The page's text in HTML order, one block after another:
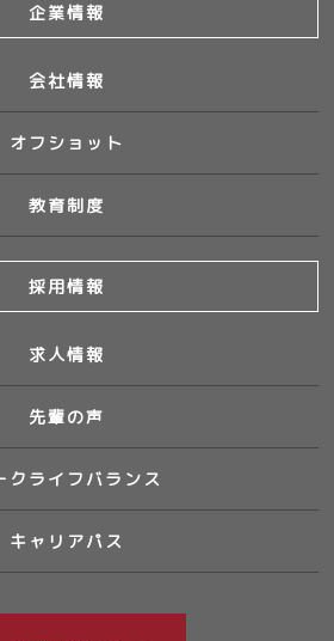
企業情報
会社情報
オフショット
教育制度
採用情報
求人情報
先輩の声
クライフバランス
キャリアパス